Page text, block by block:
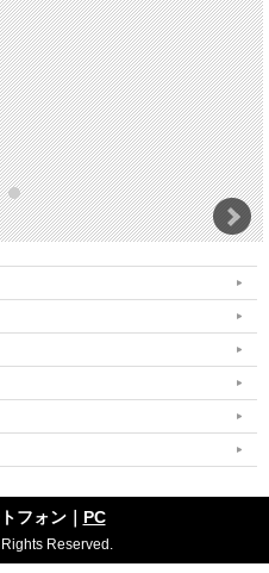
フォン｜ PC
Reserved.